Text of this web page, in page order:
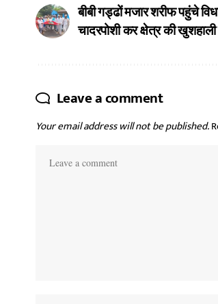
बीबी गड्ढों मजार शरीफ पहुंचे
चादरपोशी कर क्षेत्र की
Leave a comment
Your email address will not be published.